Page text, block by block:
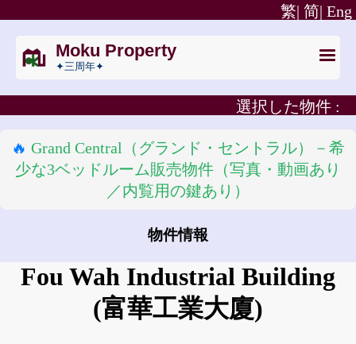
Eng
简|
繁|
Moku Property
✦三周年✦
選択した物件 :
🔥 Grand Central（グランド・セントラル）－希
少な3ベッドルーム販売物件（写真・動画あり
／内覧用の鍵あり）
物件情報
Fou Wah Industrial Building
(富華工業大廈)